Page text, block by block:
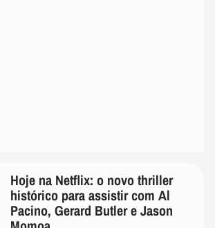
Hoje na Netflix: o novo thriller
histórico para assistir com Al
Pacino, Gerard Butler e Jason